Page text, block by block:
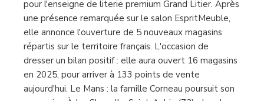
pour l'enseigne de literie premium Grand Litier. Après
une présence remarquée sur le salon EspritMeuble,
elle annonce l'ouverture de 5 nouveaux magasins
répartis sur le territoire français. L'occasion de
dresser un bilan positif : elle aura ouvert 16 magasins
en 2025, pour arriver à 133 points de vente
aujourd'hui. Le Mans : la famille Corneau poursuit son